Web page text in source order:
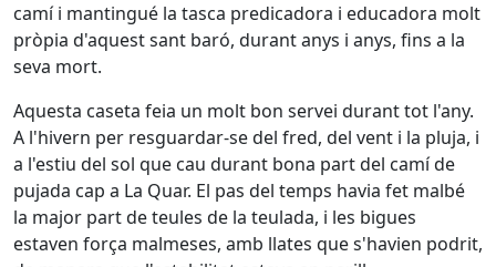
camí i mantingué la tasca predicadora i educadora molt
pròpia d'aquest sant baró, durant anys i anys, fins a la
seva mort.
Aquesta caseta feia un molt bon servei durant tot l'any.
A l'hivern per resguardar-se del fred, del vent i la pluja, i
a l'estiu del sol que cau durant bona part del camí de
pujada cap a La Quar. El pas del temps havia fet malbé
la major part de teules de la teulada, i les bigues
estaven força malmeses, amb llates que s'havien podrit,